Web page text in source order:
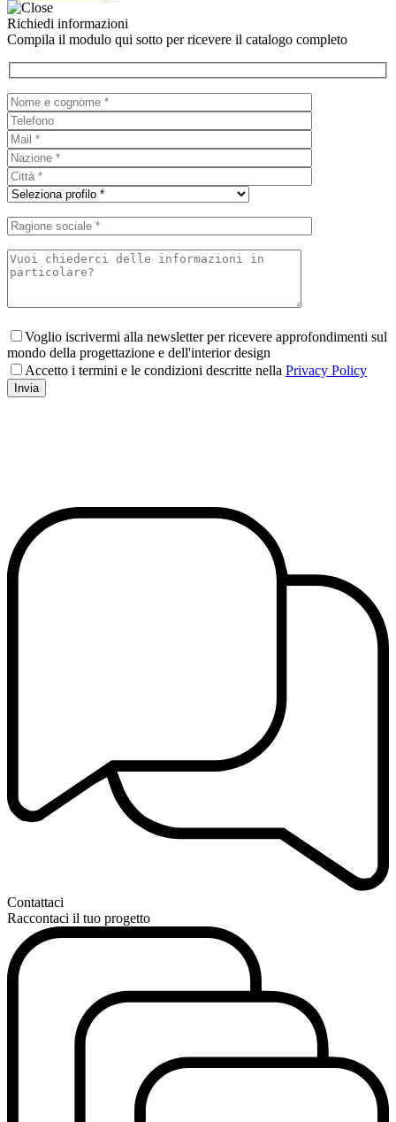
Richiedi informazioni
Compila il modulo qui sotto per ricevere il catalogo completo
Voglio iscrivermi alla newsletter per ricevere approfondimenti sul
mondo della progettazione e dell'interior design
Accetto i termini e le condizioni descritte nella Privacy Policy
Contattaci
Raccontaci il tuo progetto